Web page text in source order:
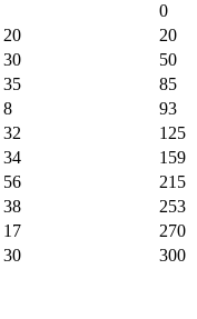
0
20
20
30
50
35
85
8
93
32
125
34
159
56
215
38
253
17
270
30 300